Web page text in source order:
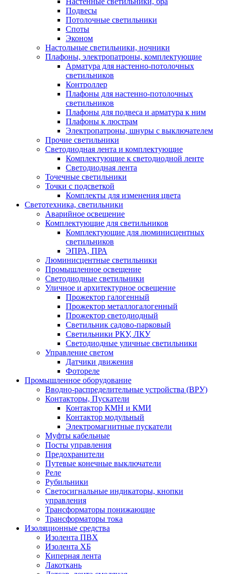
Подвесы
Потолочные светильники
Споты
Эконом
Настольные светильники, ночники
Плафоны, электропатроны, комплектующие
Арматура для настенно-потолочных
светильников
Контроллер
Плафоны для настенно-потолочных
светильников
Плафоны для подвеса и арматура к ним
Плафоны к люстрам
Электропатроны, шнуры с выключателем
Прочие светильники
Светодиодная лента и комплектующие
Комплектующие к светодиодной ленте
Светодиодная лента
Точечные светильники
Точки с подсветкой
Комплекты для изменения цвета
Светотехника, светильники
Аварийное освещение
Комплектующие для светильников
Комплектующие для люминисцентных
светильников
ЭПРА, ПРА
Люминисцентные светильники
Промышленное освещение
Светодиодные светильники
Уличное и архитектурное освещение
Прожектор галогенный
Прожектор металлогалогенный
Прожектор светодиодный
Светильник садово-парковый
Светильники РКУ, ЛКУ
Светодиодные уличные светильники
Управление светом
Датчики движения
Фотореле
Промышленное оборудование
Вводно-распределительные устройства (ВРУ)
Контакторы, Пускатели
Контактор КМН и КМИ
Контактор модульный
Электромагнитные пускатели
Муфты кабельные
Посты управления
Предохранители
Путевые конечные выключатели
Реле
Рубильники
Светосигнальные индикаторы, кнопки
управления
Трансформаторы понижающие
Трансформаторы тока
Изоляционные средства
Изолента ПВХ
Изолента ХБ
Киперная лента
Лакоткань